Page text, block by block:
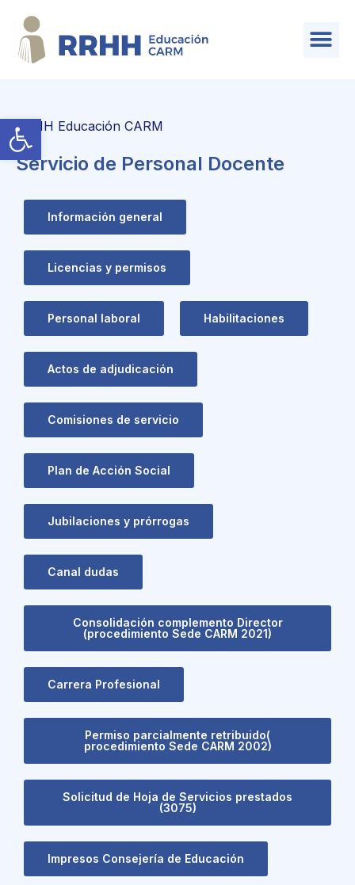
Abrir barra de herramientas
RRHH Educación CARM
Servicio de Personal Docente
Información general
Licencias y permisos
Personal laboral Habilitaciones
Actos de adjudicación
Comisiones de servicio
Plan de Acción Social
Jubilaciones y prórrogas
Canal dudas
Consolidación complemento Director
(procedimiento Sede CARM 2021)
Carrera Profesional
Permiso parcialmente retribuido(
procedimiento Sede CARM 2002)
Solicitud de Hoja de Servicios prestados
(3075)
Impresos Consejería de Educación